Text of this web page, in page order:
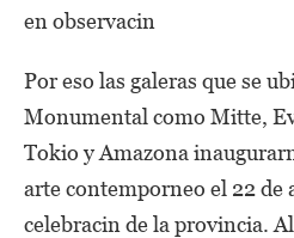
en observacin
Por eso las galeras que se
Monumental como Mitte,
Tokio y Amazona
arte contemporneo el 22 de
celebracin de la provincia.